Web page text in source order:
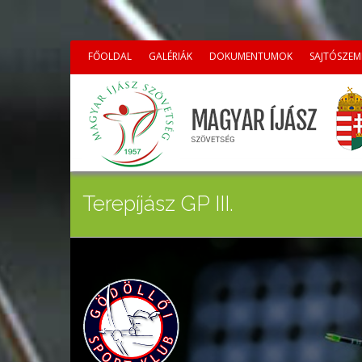
FŐOLDAL GALÉRIÁK DOKUMENTUMOK
Terepíjász GP III.